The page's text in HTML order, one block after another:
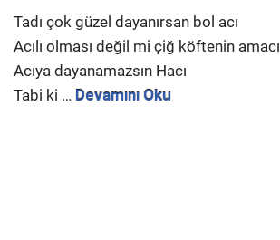
Tadı çok güzel dayanırsan bol acı
Acılı olması değil mi çiğ köftenin amacı
Acıya dayanamazsın Hacı
Tabi ki … Devamını Oku